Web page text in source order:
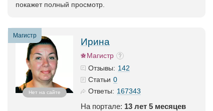
покажет полный просмотр.
Магистр
Нет на сайте
Ирина
Магистр
Отзывы: 142
Статьи 0
Ответы: 167343
На портале: 13 лет 5 месяцев